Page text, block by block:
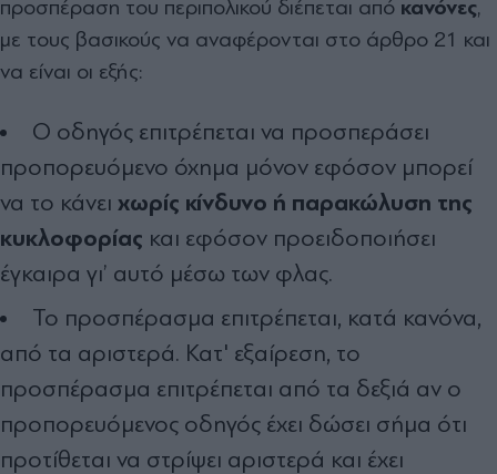
προσπέραση του περιπολικού διέπεται από κανόνες,
με τους βασικούς να αναφέρονται στο άρθρο 21 και
να είναι οι εξής:
Ο οδηγός επιτρέπεται να προσπεράσει
προπορευόμενο όχημα μόνον εφόσον μπορεί
να το κάνει χωρίς κίνδυνο ή παρακώλυση της
κυκλοφορίας και εφόσον προειδοποιήσει
έγκαιρα γι’ αυτό μέσω των φλας.
Το προσπέρασμα επιτρέπεται, κατά κανόνα,
από τα αριστερά. Κατ' εξαίρεση, το
προσπέρασμα επιτρέπεται από τα δεξιά αν ο
προπορευόμενος οδηγός έχει δώσει σήμα ότι
προτίθεται να στρίψει αριστερά και έχει